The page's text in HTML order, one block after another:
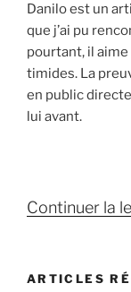
Danilo est un
que j’ai pu
pourtant, il
timides. La
en public
lui avant.
Continuer la
ARTICLES